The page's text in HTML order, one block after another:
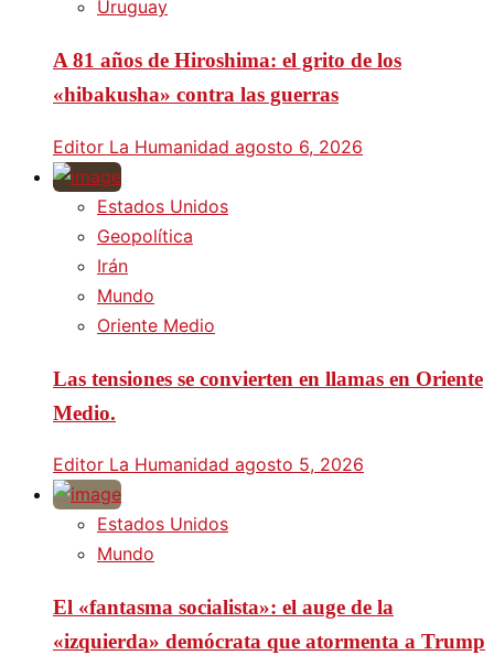
Uruguay
A 81 años de Hiroshima: el grito de los
«hibakusha» contra las guerras
Editor La Humanidad agosto 6, 2026
Estados Unidos
Geopolítica
Irán
Mundo
Oriente Medio
Las tensiones se convierten en llamas en Oriente
Medio.
Editor La Humanidad agosto 5, 2026
Estados Unidos
Mundo
El «fantasma socialista»: el auge de la
«izquierda» demócrata que atormenta a Trump